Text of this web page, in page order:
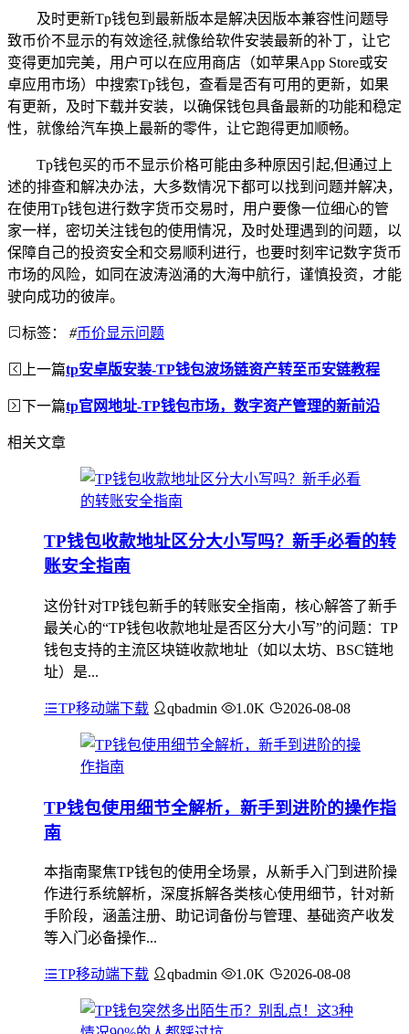
及时更新Tp钱包到最新版本是解决因版本兼容性问题导
致币价不显示的有效途径,就像给软件安装最新的补丁，让它
变得更加完美，用户可以在应用商店（如苹果App Store或安
卓应用市场）中搜索Tp钱包，查看是否有可用的更新，如果
有更新，及时下载并安装，以确保钱包具备最新的功能和稳定
性，就像给汽车换上最新的零件，让它跑得更加顺畅。
Tp钱包买的币不显示价格可能由多种原因引起,但通过上
述的排查和解决办法，大多数情况下都可以找到问题并解决，
在使用Tp钱包进行数字货币交易时，用户要像一位细心的管
家一样，密切关注钱包的使用情况，及时处理遇到的问题，以
保障自己的投资安全和交易顺利进行，也要时刻牢记数字货币
市场的风险，如同在波涛汹涌的大海中航行，谨慎投资，才能
驶向成功的彼岸。
标签： #币价显示问题
上一篇tp安卓版安装-TP钱包波场链资产转至币安链教程
下一篇tp官网地址-TP钱包市场，数字资产管理的新前沿
相关文章
TP钱包收款地址区分大小写吗？新手必看的转
账安全指南
这份针对TP钱包新手的转账安全指南，核心解答了新手
最关心的“TP钱包收款地址是否区分大小写”的问题：TP
钱包支持的主流区块链收款地址（如以太坊、BSC链地
址）是...
TP移动端下载 qbadmin 1.0K 2026-08-08
TP钱包使用细节全解析，新手到进阶的操作指
南
本指南聚焦TP钱包的使用全场景，从新手入门到进阶操
作进行系统解析，深度拆解各类核心使用细节，针对新
手阶段，涵盖注册、助记词备份与管理、基础资产收发
等入门必备操作...
TP移动端下载 qbadmin 1.0K 2026-08-08